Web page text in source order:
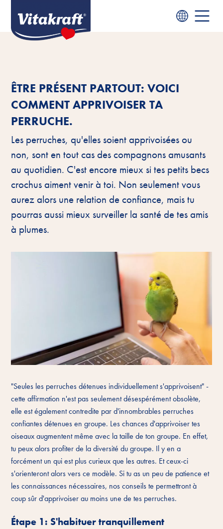
ÊTRE PRÉSENT PARTOUT: VOICI
COMMENT APPRIVOISER TA
PERRUCHE.
Les perruches, qu'elles soient apprivoisées ou
non, sont en tout cas des compagnons amusants
au quotidien. C'est encore mieux si tes petits becs
crochus aiment venir à toi. Non seulement vous
aurez alors une relation de confiance, mais tu
pourras aussi mieux surveiller la santé de tes amis
à plumes.
"Seules les perruches détenues individuellement s'apprivoisent" -
cette affirmation n'est pas seulement désespérément obsolète,
elle est également contredite par d'innombrables perruches
confiantes détenues en groupe. Les chances d'apprivoiser tes
oiseaux augmentent même avec la taille de ton groupe. En effet,
tu peux alors profiter de la diversité du groupe. Il y en a
forcément un qui est plus curieux que les autres. Et ceux-ci
s'orienteront alors vers ce modèle. Si tu as un peu de patience et
les connaissances nécessaires, nos conseils te permettront à
coup sûr d'apprivoiser au moins une de tes perruches.
Étape 1: S'habituer tranquillement